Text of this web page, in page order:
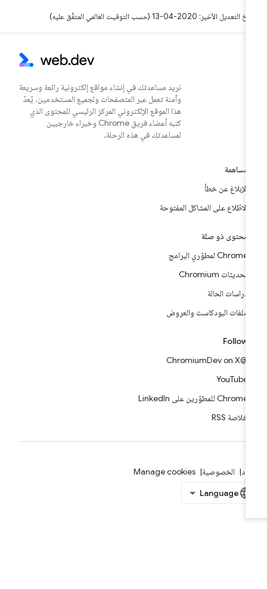
الأخير: 2020-04-13 (حسب التوقيت العالمي المتفَّق عليه)
نريد مساعدتك في إنشاء مواقع إلكترونية رائعة وسريعة
وآمنة تعمل عبر المتصفحات ولجميع المستخدمين. يُعدّ
هذا الموقع الإلكتروني المركز الرئيسي للمحتوى الذي
كتبه أعضاء فريق Chrome وخبراء خارجيين
لمساعدتك في هذه الرحلة.
مساهمة
الإبلاغ عن خطأ
الاطّلاع على المشاكل المفتوحة
محتوى ذو صلة
Chrome لمطوّري البرامج
تحديثات Chromium
دراسات الحالة
ملفات البودكاست والعروض
Follow
YouTube
Chrome للمطوّرين على LinkedIn
خلاصة RSS
الخصوصية Manage cookies